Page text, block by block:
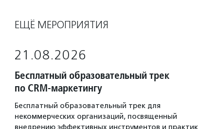
ЕЩЁ МЕРОПРИЯТИЯ
21.08.2026
Бесплатный образовательный трек
по CRM-маркетингу
Бесплатный образовательный трек для
некоммерческих организаций, посвященный
внедрению эффективных инструментов и практик